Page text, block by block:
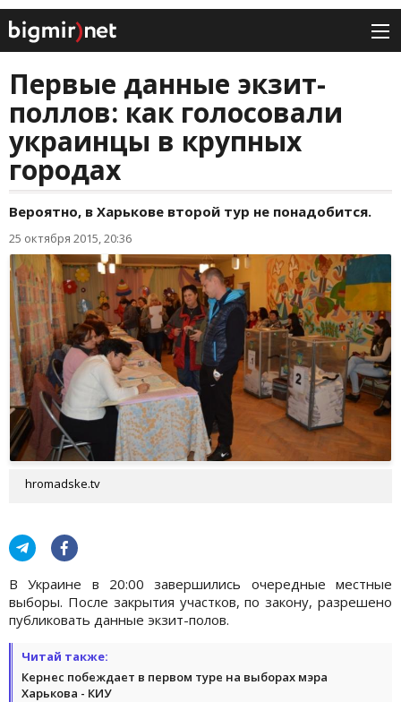
Первые данные экзит-
поллов: как голосовали
украинцы в крупных
городах
Вероятно, в Харькове второй тур не понадобится.
25 октября 2015, 20:36
hromadske.tv
В Украине в 20:00 завершились очередные местные
выборы. После закрытия участков, по закону, разрешено
публиковать данные экзит-полов.
Читай также:
Кернес побеждает в первом туре на выборах мэра
Харькова - КИУ